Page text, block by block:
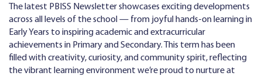
The latest PBISS Newsletter showcases exciting developments
across all levels of the school — from joyful hands-on learning in
Early Years to inspiring academic and extracurricular
achievements in Primary and Secondary. This term has been
filled with creativity, curiosity, and community spirit, reflecting
the vibrant learning environment we’re proud to nurture at